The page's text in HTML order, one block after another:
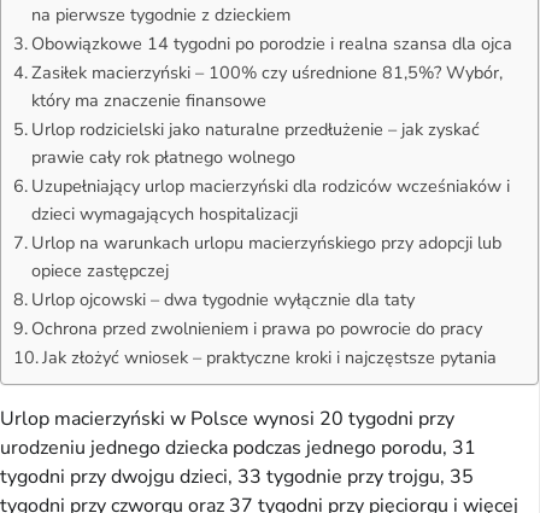
na pierwsze tygodnie z dzieckiem
Obowiązkowe 14 tygodni po porodzie i realna szansa dla ojca
Zasiłek macierzyński – 100% czy uśrednione 81,5%? Wybór,
który ma znaczenie finansowe
Urlop rodzicielski jako naturalne przedłużenie – jak zyskać
prawie cały rok płatnego wolnego
Uzupełniający urlop macierzyński dla rodziców wcześniaków i
dzieci wymagających hospitalizacji
Urlop na warunkach urlopu macierzyńskiego przy adopcji lub
opiece zastępczej
Urlop ojcowski – dwa tygodnie wyłącznie dla taty
Ochrona przed zwolnieniem i prawa po powrocie do pracy
Jak złożyć wniosek – praktyczne kroki i najczęstsze pytania
Urlop macierzyński w Polsce wynosi 20 tygodni przy
urodzeniu jednego dziecka podczas jednego porodu, 31
tygodni przy dwojgu dzieci, 33 tygodnie przy trojgu, 35
tygodni przy czworgu oraz 37 tygodni przy pięciorgu i więcej